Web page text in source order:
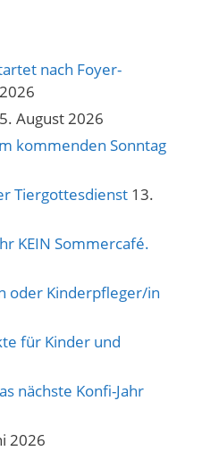
nach Foyer-
5. August 2026
kommenden Sonntag
Tiergottesdienst 13.
KEIN Sommercafé.
oder Kinderpfleger/in
für Kinder und
nächste Konfi-Jahr
2026